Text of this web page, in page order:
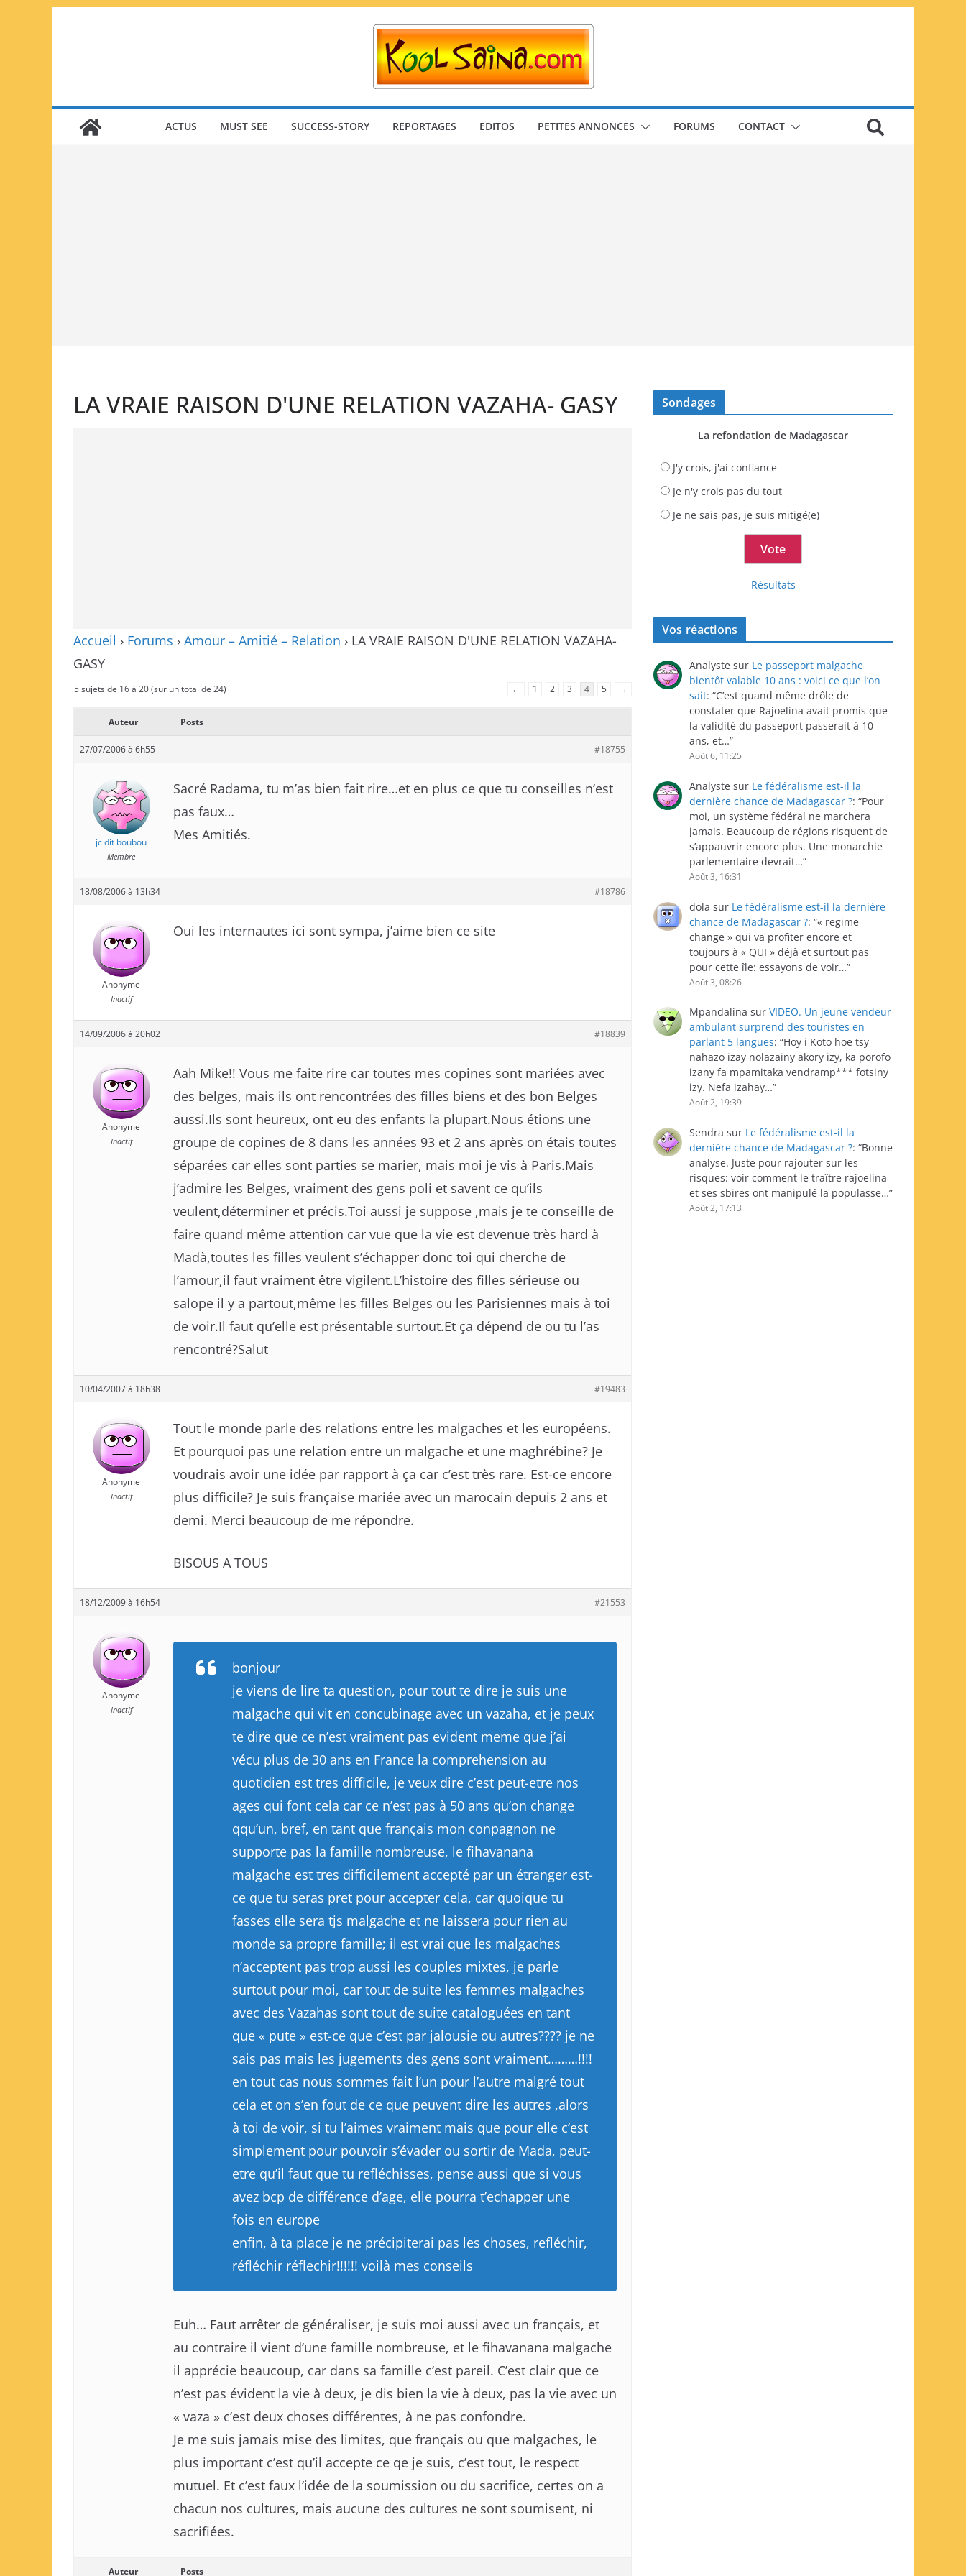
ACTUS MUST SEE SUCCESS-STORY REPORTAGES EDITOS PETITES ANNONCES FORUMS CONTACT
LA VRAIE RAISON D'UNE RELATION VAZAHA- GASY
Accueil › Forums › Amour – Amitié – Relation › LA VRAIE RAISON D'UNE RELATION VAZAHA-
GASY
5 sujets de 16 à 20 (sur un total de 24) ← 1 2 3 4 5 →
Auteur Posts
27/07/2006 à 6h55 #18755
jc dit boubou
Membre
Sacré Radama, tu m’as bien fait rire…et en plus ce que tu conseilles n’est
pas faux…
Mes Amitiés.
18/08/2006 à 13h34 #18786
Anonyme
Inactif
Oui les internautes ici sont sympa, j’aime bien ce site
14/09/2006 à 20h02 #18839
Anonyme
Inactif
Aah Mike!! Vous me faite rire car toutes mes copines sont mariées avec
des belges, mais ils ont rencontrées des filles biens et des bon Belges
aussi.Ils sont heureux, ont eu des enfants la plupart.Nous étions une
groupe de copines de 8 dans les années 93 et 2 ans après on étais toutes
séparées car elles sont parties se marier, mais moi je vis à Paris.Mais
j’admire les Belges, vraiment des gens poli et savent ce qu’ils
veulent,déterminer et précis.Toi aussi je suppose ,mais je te conseille de
faire quand même attention car vue que la vie est devenue très hard à
Madà,toutes les filles veulent s’échapper donc toi qui cherche de
l’amour,il faut vraiment être vigilent.L’histoire des filles sérieuse ou
salope il y a partout,même les filles Belges ou les Parisiennes mais à toi
de voir.Il faut qu’elle est présentable surtout.Et ça dépend de ou tu l’as
rencontré?Salut
10/04/2007 à 18h38 #19483
Anonyme
Inactif
Tout le monde parle des relations entre les malgaches et les européens.
Et pourquoi pas une relation entre un malgache et une maghrébine? Je
voudrais avoir une idée par rapport à ça car c’est très rare. Est-ce encore
plus difficile? Je suis française mariée avec un marocain depuis 2 ans et
demi. Merci beaucoup de me répondre.
BISOUS A TOUS
18/12/2009 à 16h54 #21553
Anonyme
Inactif
bonjour
je viens de lire ta question, pour tout te dire je suis une
malgache qui vit en concubinage avec un vazaha, et je peux
te dire que ce n’est vraiment pas evident meme que j’ai
vécu plus de 30 ans en France la comprehension au
quotidien est tres difficile, je veux dire c’est peut-etre nos
ages qui font cela car ce n’est pas à 50 ans qu’on change
qqu’un, bref, en tant que français mon conpagnon ne
supporte pas la famille nombreuse, le fihavanana
malgache est tres difficilement accepté par un étranger est-
ce que tu seras pret pour accepter cela, car quoique tu
fasses elle sera tjs malgache et ne laissera pour rien au
monde sa propre famille; il est vrai que les malgaches
n’acceptent pas trop aussi les couples mixtes, je parle
surtout pour moi, car tout de suite les femmes malgaches
avec des Vazahas sont tout de suite cataloguées en tant
que « pute » est-ce que c’est par jalousie ou autres???? je ne
sais pas mais les jugements des gens sont vraiment………!!!!
en tout cas nous sommes fait l’un pour l’autre malgré tout
cela et on s’en fout de ce que peuvent dire les autres ,alors
à toi de voir, si tu l’aimes vraiment mais que pour elle c’est
simplement pour pouvoir s’évader ou sortir de Mada, peut-
etre qu’il faut que tu refléchisses, pense aussi que si vous
avez bcp de différence d’age, elle pourra t’echapper une
fois en europe
enfin, à ta place je ne précipiterai pas les choses, refléchir,
réfléchir réflechir!!!!!! voilà mes conseils
Euh… Faut arrêter de généraliser, je suis moi aussi avec un français, et
au contraire il vient d’une famille nombreuse, et le fihavanana malgache
il apprécie beaucoup, car dans sa famille c’est pareil. C’est clair que ce
n’est pas évident la vie à deux, je dis bien la vie à deux, pas la vie avec un
« vaza » c’est deux choses différentes, à ne pas confondre.
Je me suis jamais mise des limites, que français ou que malgaches, le
plus important c’est qu’il accepte ce qe je suis, c’est tout, le respect
mutuel. Et c’est faux l’idée de la soumission ou du sacrifice, certes on a
chacun nos cultures, mais aucune des cultures ne sont soumisent, ni
sacrifiées.
Auteur Posts
Sondages
La refondation de Madagascar
J'y crois, j'ai confiance
Je n'y crois pas du tout
Je ne sais pas, je suis mitigé(e)
Résultats
Vos réactions
Analyste sur Le passeport malgache
bientôt valable 10 ans : voici ce que l’on
sait: “C’est quand même drôle de
constater que Rajoelina avait promis que
la validité du passeport passerait à 10
ans, et…”
Août 6, 11:25
Analyste sur Le fédéralisme est-il la
dernière chance de Madagascar ?: “Pour
moi, un système fédéral ne marchera
jamais. Beaucoup de régions risquent de
s’appauvrir encore plus. Une monarchie
parlementaire devrait…”
Août 3, 16:31
dola sur Le fédéralisme est-il la dernière
chance de Madagascar ?: “« regime
change » qui va profiter encore et
toujours à « QUI » déjà et surtout pas
pour cette île: essayons de voir…”
Août 3, 08:26
Mpandalina sur VIDEO. Un jeune vendeur
ambulant surprend des touristes en
parlant 5 langues: “Hoy i Koto hoe tsy
nahazo izay nolazainy akory izy, ka porofo
izany fa mpamitaka vendramp*** fotsiny
izy. Nefa izahay…”
Août 2, 19:39
Sendra sur Le fédéralisme est-il la
dernière chance de Madagascar ?: “Bonne
analyse. Juste pour rajouter sur les
risques: voir comment le traître rajoelina
et ses sbires ont manipulé la populasse…”
Août 2, 17:13